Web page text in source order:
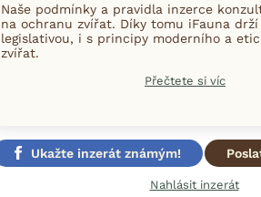
Naše podmínky a pravidla inzerce
na ochranu zvířat. Díky tomu iFauna
legislativou, i s principy moderního a
zvířat.
Přečtete si víc
Ukažte inzerát známým!
Nahlásit inzerát